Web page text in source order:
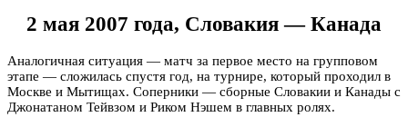
2 мая 2007 года, Словакия — Канада
Аналогичная ситуация — матч за первое место на групповом
этапе — сложилась спустя год, на турнире, который проходил в
Москве и Мытищах. Соперники — сборные Словакии и Канады с
Джонатаном Тейвзом и Риком Нэшем в главных ролях.